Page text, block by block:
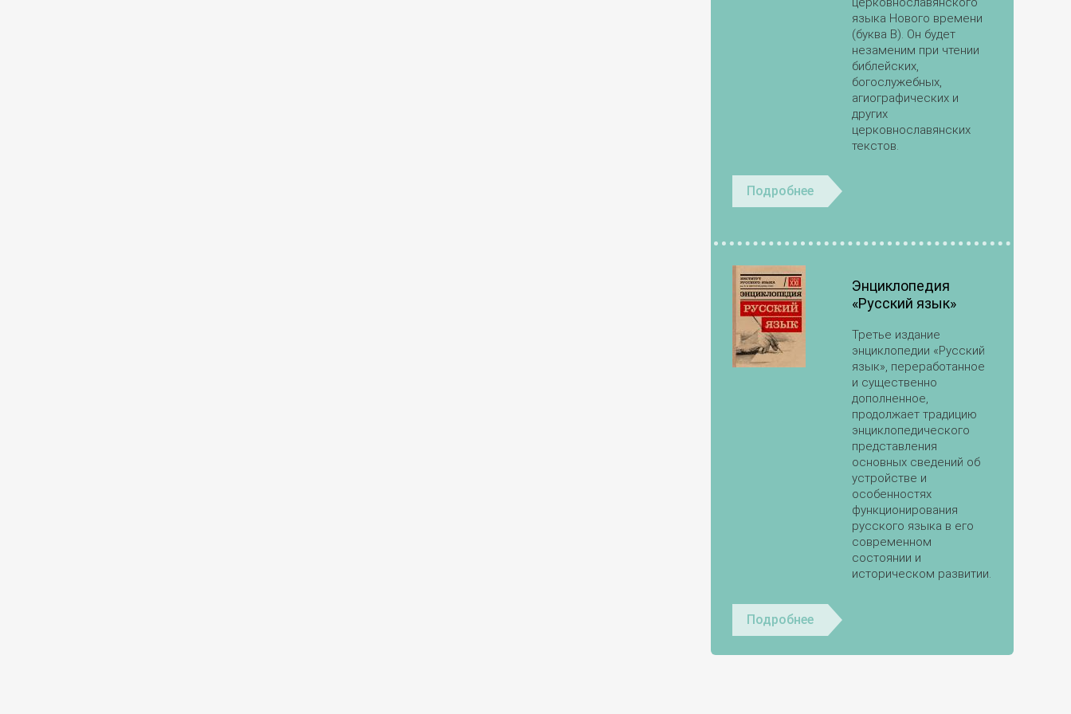
языка Нового времени
(буква В). Он будет
незаменим при чтении
библейских,
богослужебных,
агиографических и
других
церковнославянских
текстов.
Подробнее
Энциклопедия
«Русский язык»
Третье издание
энциклопедии «Русский
язык», переработанное
и существенно
дополненное,
продолжает традицию
энциклопедического
представления
основных сведений об
устройстве и
особенностях
функционирования
русского языка в его
современном
состоянии и
историческом развитии.
Подробнее